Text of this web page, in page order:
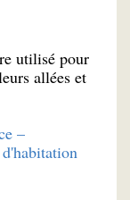
utilisé pour
allées et
–